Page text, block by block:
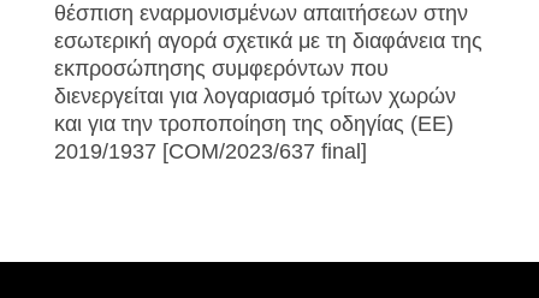
θέσπιση εναρμονισμένων απαιτήσεων στην
εσωτερική αγορά σχετικά με τη διαφάνεια της
εκπροσώπησης συμφερόντων που
διενεργείται για λογαριασμό τρίτων χωρών
και για την τροποποίηση της οδηγίας (ΕΕ)
2019/1937 [COM/2023/637 final]